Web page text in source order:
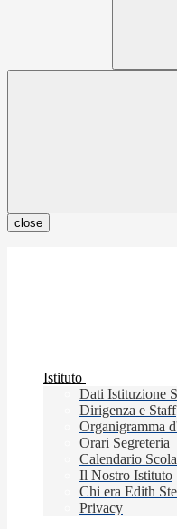
close
Istituto
Dati Istituzione
Dirigenza e Staff
Organigramma
Orari Segreteria
Calendario
Il Nostro Istituto
Chi era Edith
Privacy